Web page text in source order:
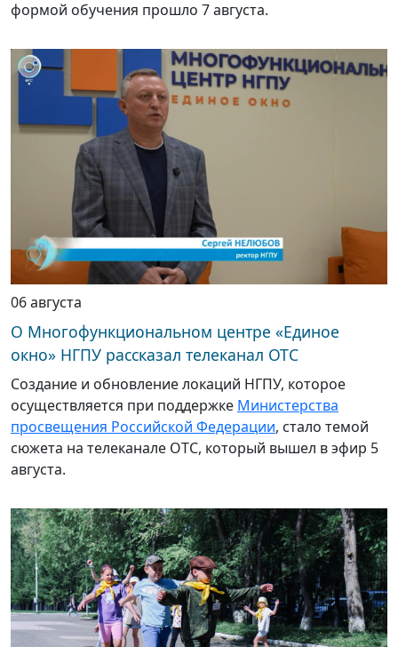
формой обучения прошло 7 августа.
06 августа
О Многофункциональном центре «Единое
окно» НГПУ рассказал телеканал ОТС
Создание и обновление локаций НГПУ, которое
осуществляется при поддержке Министерства
просвещения Российской Федерации, стало темой
сюжета на телеканале ОТС, который вышел в эфир 5
августа.